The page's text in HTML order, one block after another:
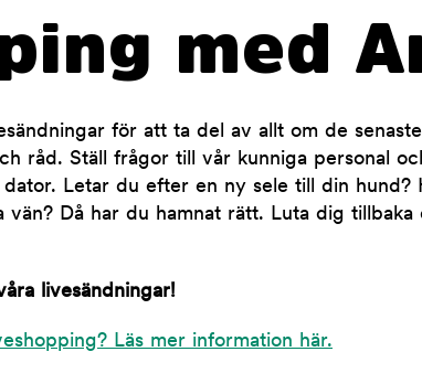
med
för att ta del av allt om de
råd. Ställ frågor till vår kunniga personal
Letar du efter en ny sele till din hund?
Då har du hamnat rätt. Luta dig tillbaka
livesändningar!
Läs mer information här.